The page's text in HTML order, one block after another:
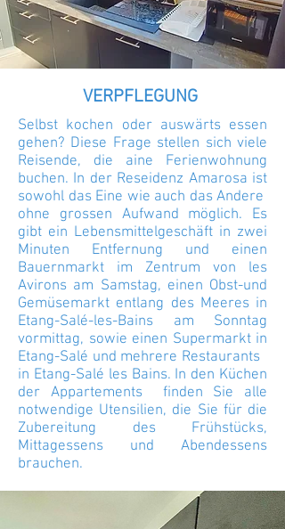
VERPFLEGUNG
Selbst kochen oder auswärts essen
gehen? Diese Frage stellen sich viele
Reisende, die aine Ferienwohnung
buchen. In der Reseidenz Amarosa ist
sowohl das Eine wie auch das Andere
ohne grossen Aufwand möglich. Es
gibt ein Lebensmittelgeschäft in zwei
Minuten Entfernung und einen
Bauernmarkt im Zentrum von les
Avirons am Samstag, einen Obst-und
Gemüsemarkt entlang des Meeres in
Etang-Salé-les-Bains am Sonntag
vormittag, sowie einen Supermarkt in
Etang-Salé und mehrere Restaurants
in Etang-Salé les Bains. In den Küchen
der Appartements finden Sie alle
notwendige Utensilien, die Sie für die
Zubereitung des Frühstücks,
Mittagessens und Abendessens
brauchen.